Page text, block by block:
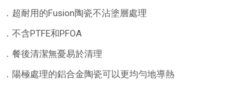
．超耐用的Fusion陶瓷不沾塗層處理
．不含PTFE和PFOA
．餐後清潔無憂易於清理
．陽極處理的鋁合金陶瓷可以更均勻地導熱